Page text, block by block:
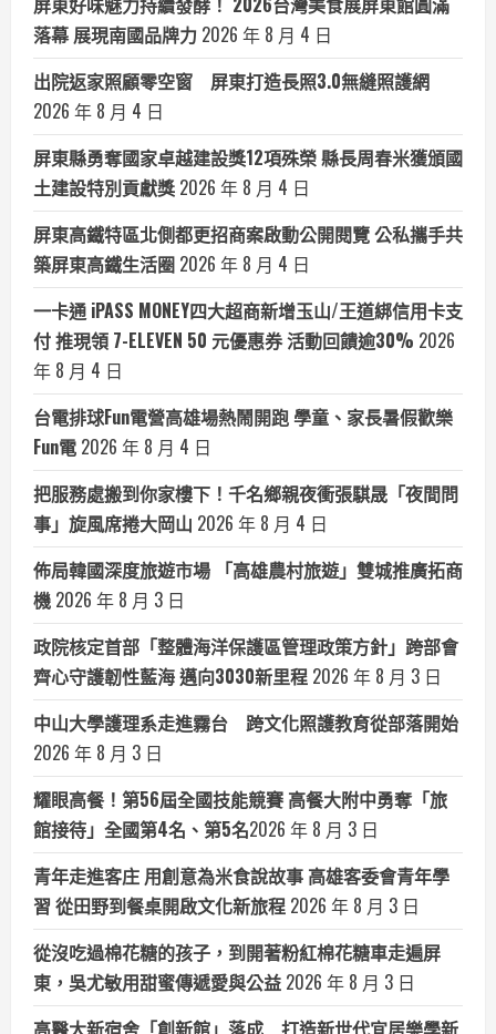
落幕 展現南國品牌力 2026 年 8 月 4 日
出院返家照顧零空窗 屏東打造長照3.0無縫照護網
2026 年 8 月 4 日
屏東縣勇奪國家卓越建設獎12項殊榮 縣長周春米獲頒國
土建設特別貢獻獎 2026 年 8 月 4 日
屏東高鐵特區北側都更招商案啟動公開閱覽 公私攜手共
築屏東高鐵生活圈 2026 年 8 月 4 日
一卡通 iPASS MONEY四大超商新增玉山/王道綁信用卡支
付 推現領 7-ELEVEN 50 元優惠券 活動回饋逾30% 2026
年 8 月 4 日
台電排球Fun電營高雄場熱鬧開跑 學童、家長暑假歡樂
Fun電 2026 年 8 月 4 日
把服務處搬到你家樓下！千名鄉親夜衝張騏晟「夜間問
事」旋風席捲大岡山 2026 年 8 月 4 日
佈局韓國深度旅遊市場 「高雄農村旅遊」雙城推廣拓商
機 2026 年 8 月 3 日
政院核定首部「整體海洋保護區管理政策方針」跨部會
齊心守護韌性藍海 邁向3030新里程 2026 年 8 月 3 日
中山大學護理系走進霧台 跨文化照護教育從部落開始
2026 年 8 月 3 日
耀眼高餐！第56屆全國技能競賽 高餐大附中勇奪「旅
館接待」全國第4名、第5名​2026 年 8 月 3 日
青年走進客庄 用創意為米食說故事 高雄客委會青年學
習 從田野到餐桌開啟文化新旅程 2026 年 8 月 3 日
從沒吃過棉花糖的孩子，到開著粉紅棉花糖車走遍屏
東，吳尤敏用甜蜜傳遞愛與公益 2026 年 8 月 3 日